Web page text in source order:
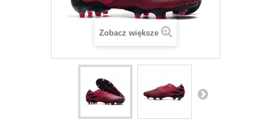
Zobacz większe